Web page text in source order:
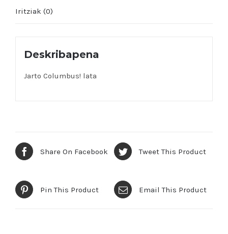
Iritziak (0)
Deskribapena
Jarto Columbus! lata
Share On Facebook Tweet This Product
Pin This Product Email This Product